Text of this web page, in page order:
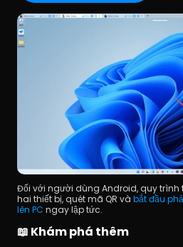
Đối với người dùng Android, quy trình
hai thiết bị, quét mã QR và bắt đầu
lên PC ngay lập tức.
📖 Khám phá thêm